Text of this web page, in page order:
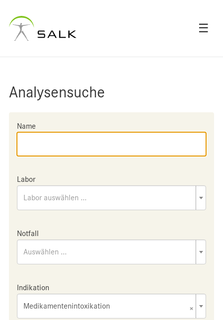
☰
Analysensuche
Name
Labor
Labor auswählen ...
Notfall
Auswählen ...
Indikation
×
Medikamentenintoxikation